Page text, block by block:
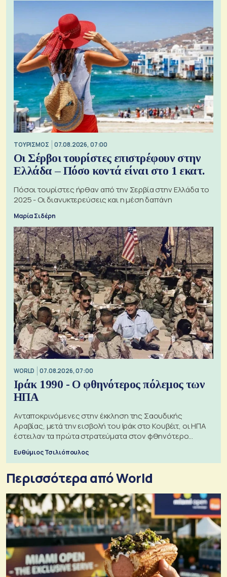
ΤΟΥΡΙΣΜΟΣ 07.08.2026, 07:00
Οι Σέρβοι τουρίστες επιστρέφουν στην
Ελλάδα – Πόσο κοντά είναι στο 1 εκατ.
Πόσοι τουρίστες ήρθαν από την Σερβία στην Ελλάδα το
2025 - Οι διανυκτερεύσεις και η μέση δαπάνη
Μαρία Σιδέρη
WORLD 07.08.2026, 07:00
Ιράκ 1990 - Ο φθηνότερος πόλεμος των
ΗΠΑ
Ανταποκρινόμενες στην έκκληση της Σαουδικής
Αραβίας, μετά την εισβολή του Ιράκ στο Κουβέιτ, οι ΗΠΑ
έστειλαν τα πρώτα στρατεύματα στον φθηνότερο
Ευθύμιος Τσιλιόπουλος
Περισσότερα από World